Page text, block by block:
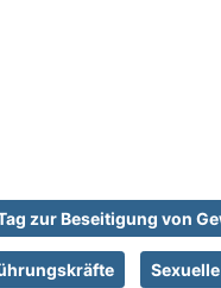
zur Beseitigung von